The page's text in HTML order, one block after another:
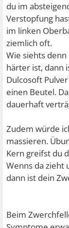
du im
Verstopfung
im linken
ziemlich oft.
Wie siehts
härter ist, dann
Dulcosoft
einen Beutel.
dauerhaft
Zudem würde
massieren.
Kern greifst du
Wenns da zieht
dann ist dein
Beim